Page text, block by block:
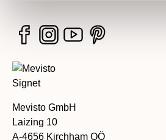
Mevisto GmbH
Laizing 10
A-4656 Kirchham OÖ